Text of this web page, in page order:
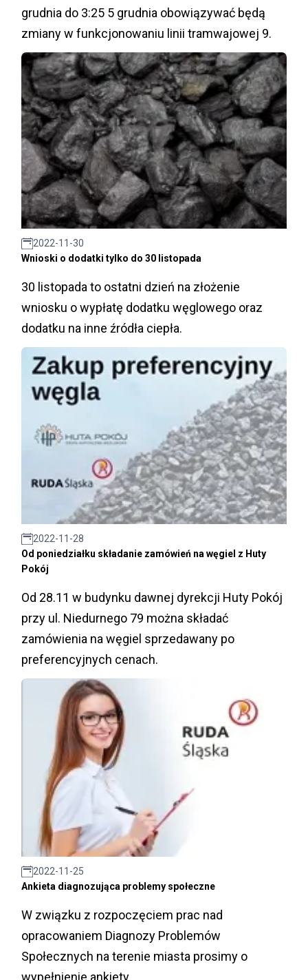
grudnia do 3:25 5 grudnia obowiązywać będą
zmiany w funkcjonowaniu linii tramwajowej 9.
2022-11-30
Wnioski o dodatki tylko do 30 listopada
30 listopada to ostatni dzień na złożenie
wniosku o wypłatę dodatku węglowego oraz
dodatku na inne źródła ciepła.
2022-11-28
Od poniedziałku składanie zamówień na węgiel z Huty
Pokój
Od 28.11 w budynku dawnej dyrekcji Huty Pokój
przy ul. Niedurnego 79 można składać
zamówienia na węgiel sprzedawany po
preferencyjnych cenach.
2022-11-25
Ankieta diagnozująca problemy społeczne
W związku z rozpoczęciem prac nad
opracowaniem Diagnozy Problemów
Społecznych na terenie miasta prosimy o
wypełnienie ankiety.